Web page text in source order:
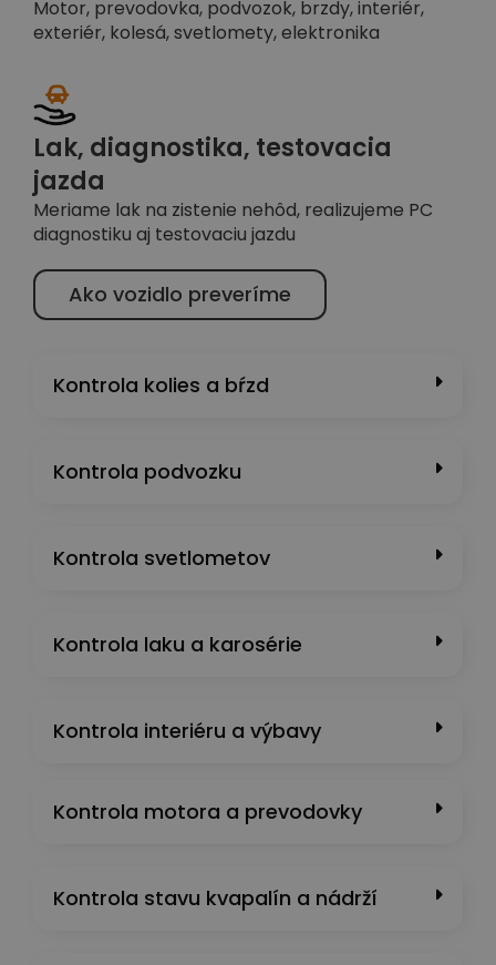
Motor, prevodovka, podvozok, brzdy, interiér,
exteriér, kolesá, svetlomety, elektronika
Lak, diagnostika, testovacia
jazda
Meriame lak na zistenie nehôd, realizujeme PC
diagnostiku aj testovaciu jazdu
Ako vozidlo preveríme
Kontrola kolies a bŕzd
Kontrola podvozku
Kontrola svetlometov
Kontrola laku a karosérie
Kontrola interiéru a výbavy
Kontrola motora a prevodovky
Kontrola stavu kvapalín a nádrží